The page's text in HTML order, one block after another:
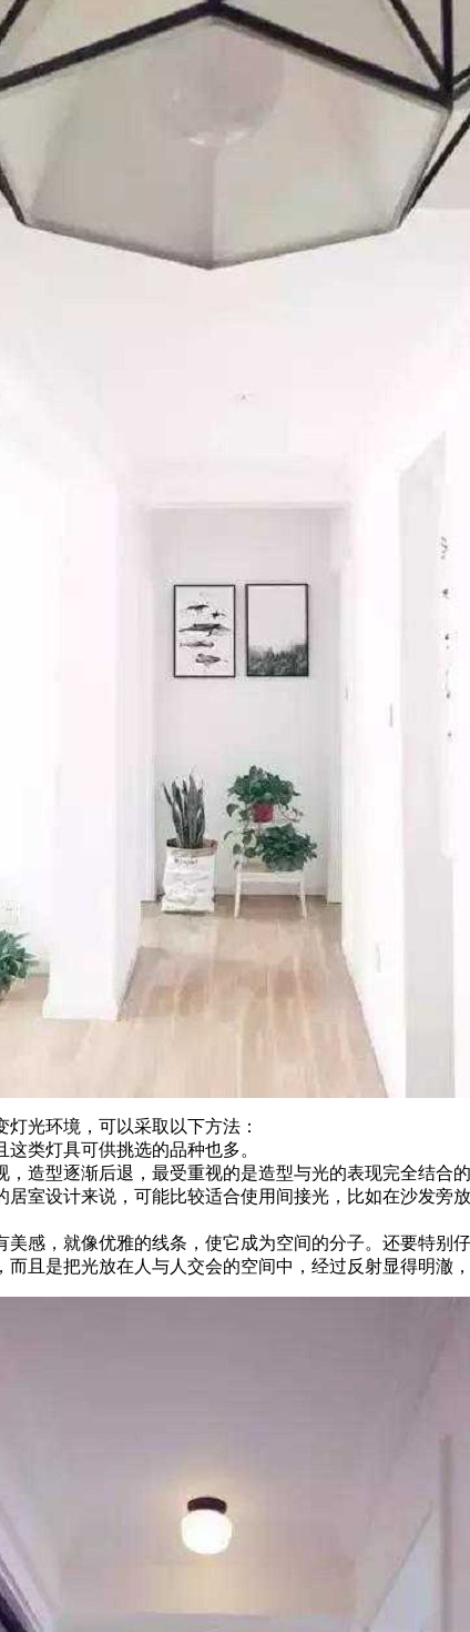
光环境，可以采取以下方法：
类灯具可供挑选的品种也多。
造型逐渐后退，最受重视的是造型与光的表现完全结合的
室设计来说，可能比较适合使用间接光，比如在沙发旁
感，就像优雅的线条，使它成为空间的分子。还要特别
且是把光放在人与人交会的空间中，经过反射显得明澈，